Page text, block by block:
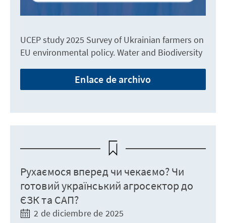
UCEP study 2025 Survey of Ukrainian farmers on
EU environmental policy. Water and Biodiversity
Enlace de archivo
Рухаємося вперед чи чекаємо? Чи
готовий український агросектор до
ЄЗК та САП?
2 de diciembre de 2025